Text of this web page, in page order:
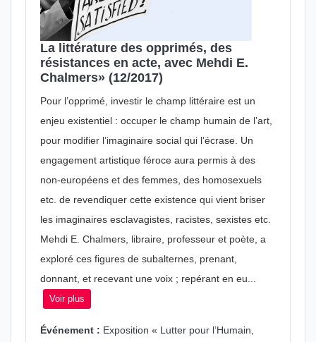
La littérature des opprimés, des
résistances en acte, avec Mehdi E.
Chalmers» (12/2017)
Pour l’opprimé, investir le champ littéraire est un
enjeu existentiel : occuper le champ humain de l’art,
pour modifier l’imaginaire social qui l’écrase. Un
engagement artistique féroce aura permis à des
non-européens et des femmes, des homosexuels
etc. de revendiquer cette existence qui vient briser
les imaginaires esclavagistes, racistes, sexistes etc.
Mehdi E. Chalmers, libraire, professeur et poète, a
exploré ces figures de subalternes, prenant,
donnant, et recevant une voix ; repérant en eu...
Voir plus
Événement : Exposition « Lutter pour l’Humain,